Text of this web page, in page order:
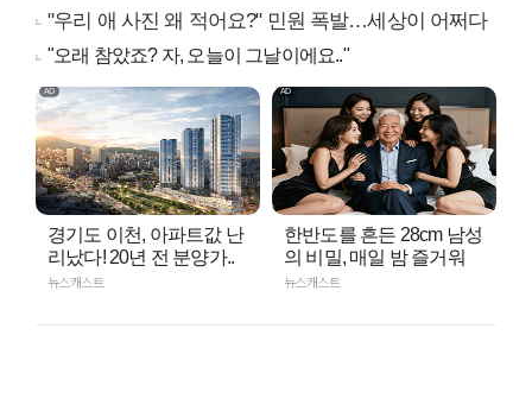
"우리 애 사진 왜 적어요?" 민원 폭발…세상이 어쩌다
"오래 참았죠? 자, 오늘이 그날이에요.."
경기도 이천, 아파트값 난
리났다! 20년 전 분양가..
뉴스캐스트
한반도를 흔든 28cm 남성
의 비밀, 매일 밤 즐거워
뉴스캐스트